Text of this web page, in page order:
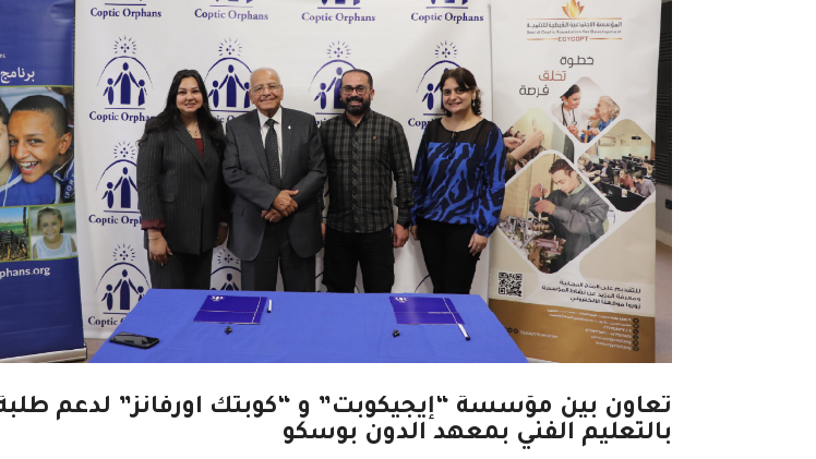
تعاون بين مؤسسة “إيجيكوبت” و “كوبتك أورفانز” لدعم
بالتعليم الفني بمعهد الدون بوسكو